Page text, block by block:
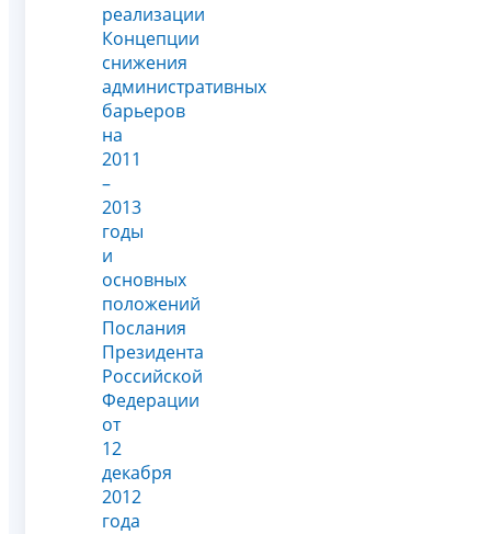
реализации
Концепции
снижения
административных
барьеров
на
2011
–
2013
годы
и
основных
положений
Послания
Президента
Российской
Федерации
от
12
декабря
2012
года